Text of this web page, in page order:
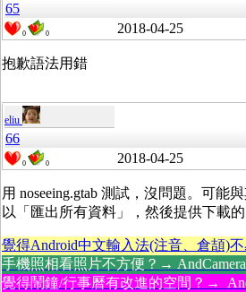
65
0 0 2018-04-25
抱歉語法用錯
eliu
66
0 0 2018-04-25
用 noseeing.gtab 測試，沒問題。可能
以「匯出所有資料」，然後提供下載
覺得Android中文輸入法(注音、倉頡)
手機照相看照片不方便？→ AndCamera
覺得鬧鐘/行事曆有改進的空間？→